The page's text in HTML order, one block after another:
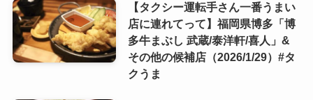
【タクシー運転手さん一番うまい
店に連れてって】福岡県博多「博
多牛まぶし 武蔵/泰洋軒/喜人」&
その他の候補店（2026/1/29）#タ
クうま